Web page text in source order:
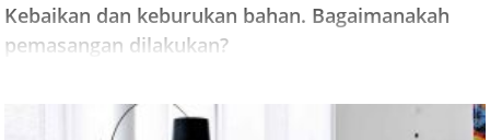
Kebaikan dan keburukan bahan. Bagaimanakah
pemasangan dilakukan?